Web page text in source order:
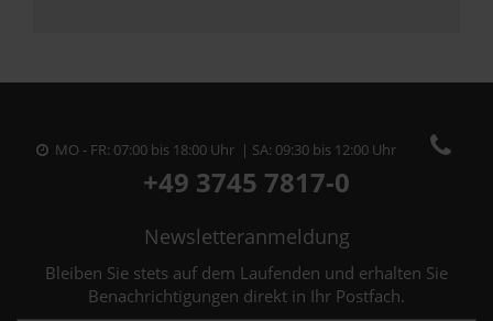
MO - FR: 07:00 bis 18:00 Uhr | SA: 09:30 bis 12:00 Uhr
+49 3745 7817-0
Newsletteranmeldung
Bleiben Sie stets auf dem Laufenden und erhalten Sie
Benachrichtigungen direkt in Ihr Postfach.